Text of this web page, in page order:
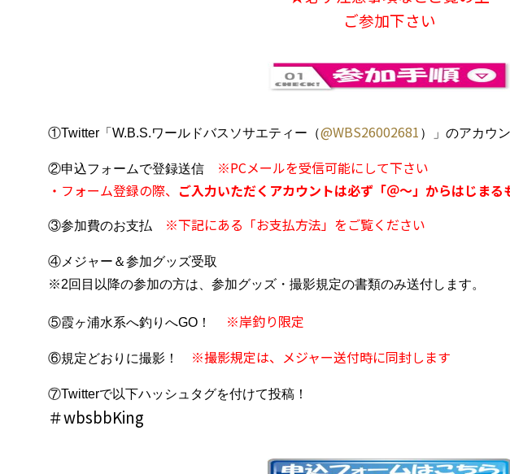
ご参加下さい
①Twitter「W.B.S.ワールドバスソサエティー（@WBS26002681 ）」のアカウ
②申込フォームで登録送信
※PCメールを受信可能にして下さい
・フォーム登録の際、 ご入力いただくアカウントは必ず「＠～」からはじまる
③参加費のお支払 ※下記にある「お支払方法」をご覧ください
④メジャー＆参加グッズ受取
※2回目以降の参加の方は、参加グッズ・撮影規定の書類のみ送付します。
⑤霞ヶ浦水系へ釣りへGO！ ※岸釣り限定
⑥規定どおりに撮影！ ※撮影規定は、メジャー送付時に同封します
⑦Twitterで以下ハッシュタグを付けて投稿！
＃wbsbbKing